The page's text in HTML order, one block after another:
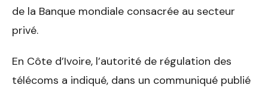
de la Banque mondiale consacrée au secteur
privé.
En Côte d’Ivoire, l’autorité de régulation des
télécoms a indiqué, dans un communiqué publié